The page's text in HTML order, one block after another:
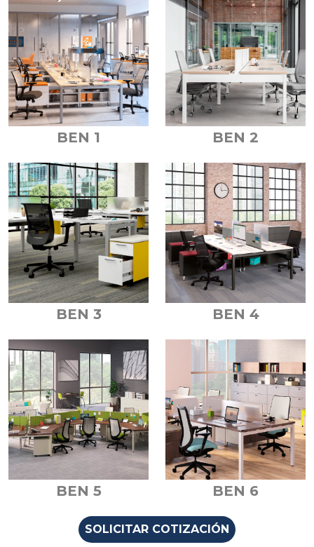
BEN 1 BEN 2
BEN 3 BEN 4
BEN 5 BEN 6
SOLICITAR COTIZACIÓN